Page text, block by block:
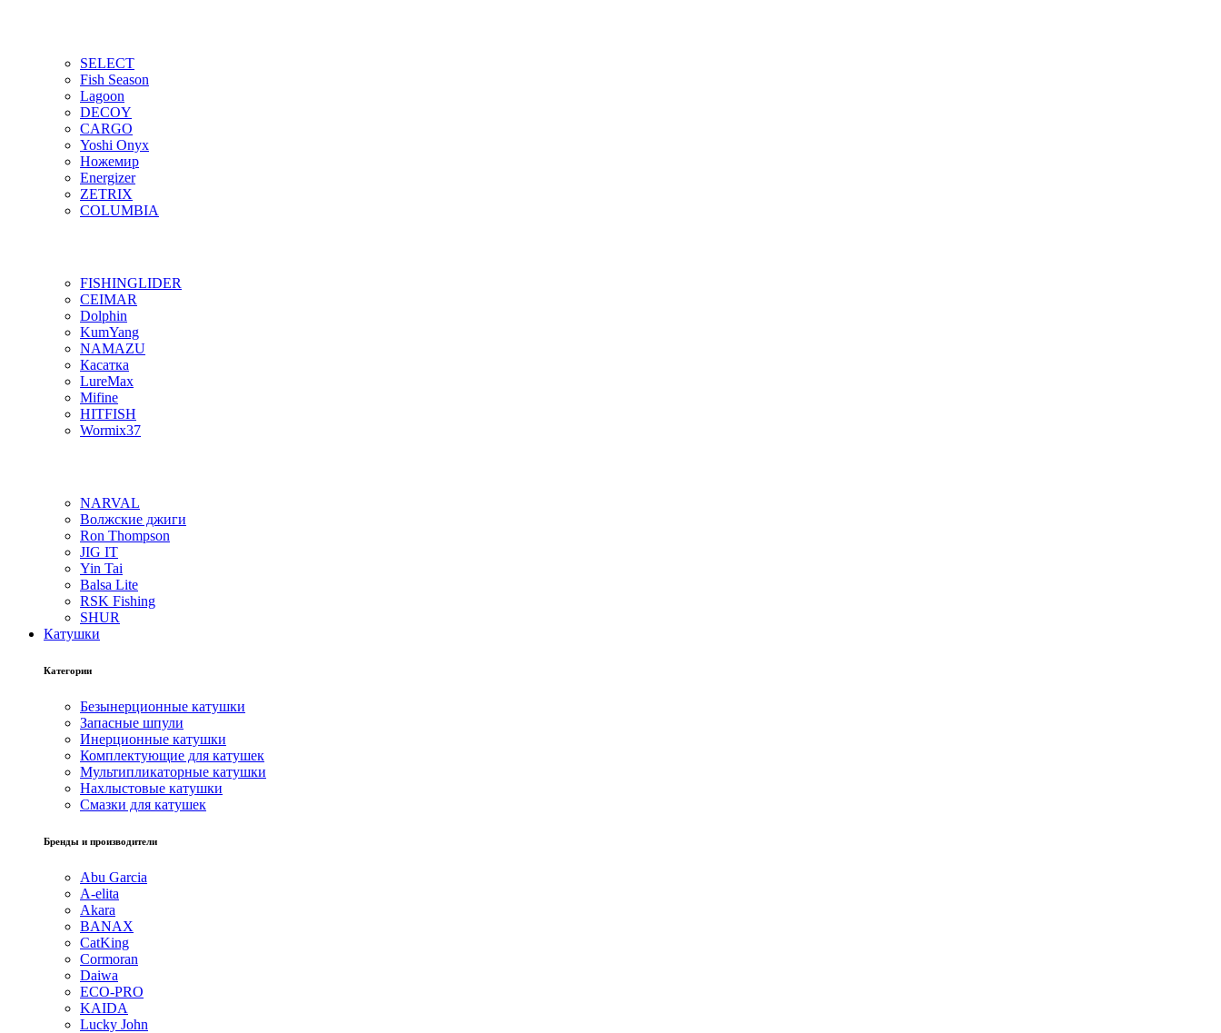
SELECT
Fish Season
Lagoon
DECOY
CARGO
Yoshi Onyx
Ножемир
Energizer
ZETRIX
COLUMBIA
FISHINGLIDER
CEIMAR
Dolphin
KumYang
NAMAZU
Касатка
LureMax
Mifine
HITFISH
Wormix37
NARVAL
Волжские джиги
Ron Thompson
JIG IT
Yin Tai
Balsa Lite
RSK Fishing
SHUR
Катушки
Категории
Безынерционные катушки
Запасные шпули
Инерционные катушки
Комплектующие для катушек
Мультипликаторные катушки
Нахлыстовые катушки
Смазки для катушек
Бренды и производители
Abu Garcia
A-elita
Akara
BANAX
CatKing
Cormoran
Daiwa
ECO-PRO
KAIDA
Lucky John